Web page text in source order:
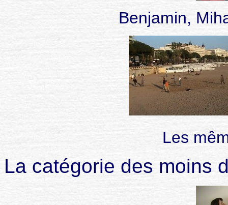
Benjamin,
Les
La catégorie des moins